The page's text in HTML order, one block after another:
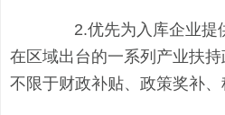
2.优先为入库企业提
在区域出台的一系列产业扶
不限于财政补贴、政策奖补、